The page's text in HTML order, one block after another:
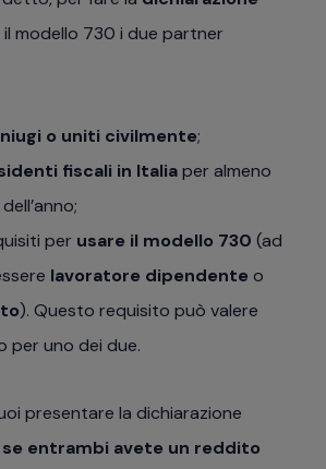
modello 730 i due partner
o uniti civilmente;
fiscali in Italiaper almeno
per usare il modello 730 (ad
lavoratore dipendente o
). Questo requisito può valere
per uno dei due.
presentare la dichiarazione
se entrambi avete un reddito